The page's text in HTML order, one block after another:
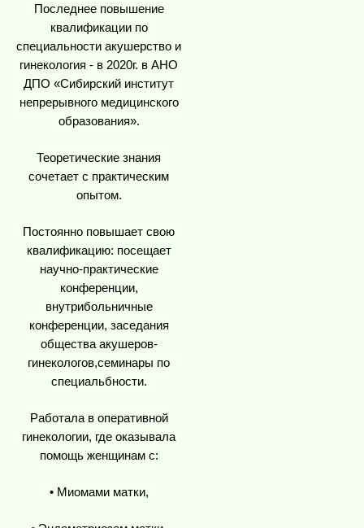
Последнее повышение
квалификации по
специальности акушерство и
гинекология - в 2020г. в АНО
ДПО «Сибирский институт
непрерывного медицинского
образования».
Теоретические знания
сочетает с практическим
опытом.
Постоянно повышает свою
квалификацию: посещает
научно-практические
конференции,
внутрибольничные
конференции, заседания
общества акушеров-
гинекологов,семинары по
специальбности.
Работала в оперативной
гинекологии, где оказывала
помощь женщинам с:
• Миомами матки,